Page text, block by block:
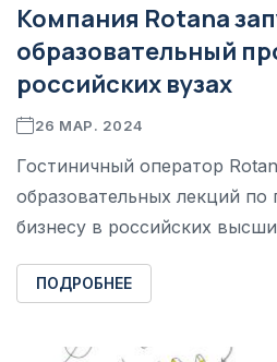
Компания Rotana
образовательный
российских вузах
26 МАР. 2024
Гостиничный оператор
образовательных лекций по
бизнесу в российских
ПОДРОБНЕЕ